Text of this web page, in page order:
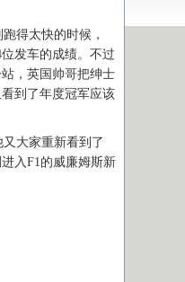
得太快的时候，
发车的成绩。不过
，英国帅哥把绅士
到了年度冠军应该
大家重新看到了
入F1的威廉姆斯新